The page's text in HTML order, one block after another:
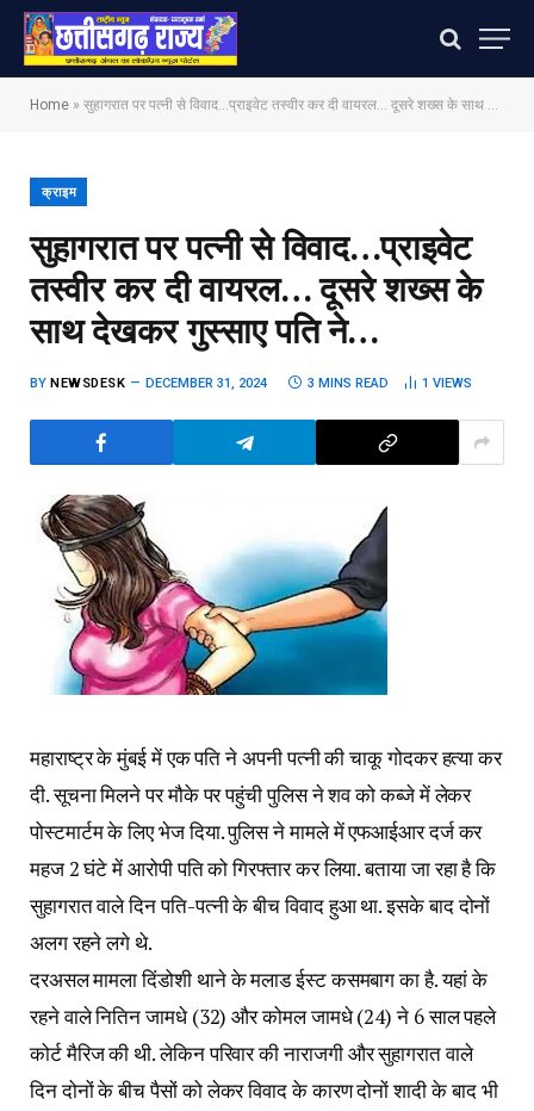
Home » सुहागरात पर पत्नी से विवाद…प्राइवेट तस्वीर कर दी वायरल… दूसरे शख्स के साथ देखकर गुस्साए पति ने…
क्राइम
सुहागरात पर पत्नी से विवाद…प्राइवेट
तस्वीर कर दी वायरल… दूसरे शख्स के
साथ देखकर गुस्साए पति ने…
BY NEWSDESK DECEMBER 31, 2024 3 MINS READ 1VIEWS
महाराष्ट्र के मुंबई में एक पति ने अपनी पत्नी की चाकू गोदकर हत्या कर
दी. सूचना मिलने पर मौके पर पहुंची पुलिस ने शव को कब्जे में लेकर
पोस्टमार्टम के लिए भेज दिया. पुलिस ने मामले में एफआईआर दर्ज कर
महज 2 घंटे में आरोपी पति को गिरफ्तार कर लिया. बताया जा रहा है कि
सुहागरात वाले दिन पति-पत्नी के बीच विवाद हुआ था. इसके बाद दोनों
अलग रहने लगे थे.
दरअसल मामला दिंडोशी थाने के मलाड ईस्ट कसमबाग का है. यहां के
रहने वाले नितिन जामधे (32) और कोमल जामधे (24) ने 6 साल पहले
कोर्ट मैरिज की थी. लेकिन परिवार की नाराजगी और सुहागरात वाले
दिन दोनों के बीच पैसों को लेकर विवाद के कारण दोनों शादी के बाद भी